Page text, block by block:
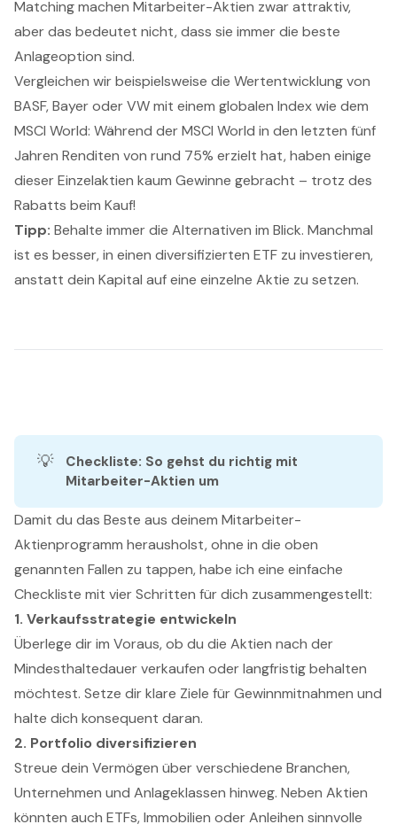
Matching machen Mitarbeiter-Aktien zwar attraktiv,
aber das bedeutet nicht, dass sie immer die beste
Anlageoption sind.
Vergleichen wir beispielsweise die Wertentwicklung von
BASF, Bayer oder VW mit einem globalen Index wie dem
MSCI World: Während der MSCI World in den letzten fünf
Jahren Renditen von rund 75% erzielt hat, haben einige
dieser Einzelaktien kaum Gewinne gebracht – trotz des
Rabatts beim Kauf!
Tipp: Behalte immer die Alternativen im Blick. Manchmal
ist es besser, in einen diversifizierten ETF zu investieren,
anstatt dein Kapital auf eine einzelne Aktie zu setzen.
💡
Checkliste: So gehst du richtig mit
Mitarbeiter-Aktien um
Damit du das Beste aus deinem Mitarbeiter-
Aktienprogramm herausholst, ohne in die oben
genannten Fallen zu tappen, habe ich eine einfache
Checkliste mit vier Schritten für dich zusammengestellt:
1. Verkaufsstrategie entwickeln
Überlege dir im Voraus, ob du die Aktien nach der
Mindesthaltedauer verkaufen oder langfristig behalten
möchtest. Setze dir klare Ziele für Gewinnmitnahmen und
halte dich konsequent daran.
2. Portfolio diversifizieren
Streue dein Vermögen über verschiedene Branchen,
Unternehmen und Anlageklassen hinweg. Neben Aktien
könnten auch ETFs, Immobilien oder Anleihen sinnvolle